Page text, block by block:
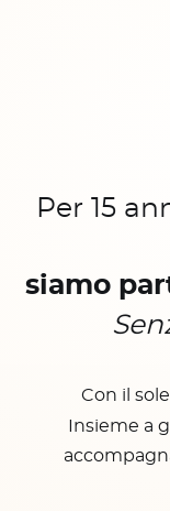
Per 15
siamo
Con il
Insieme a